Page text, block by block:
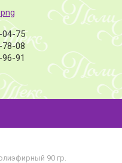
04-75
78-08
91
90 гр.